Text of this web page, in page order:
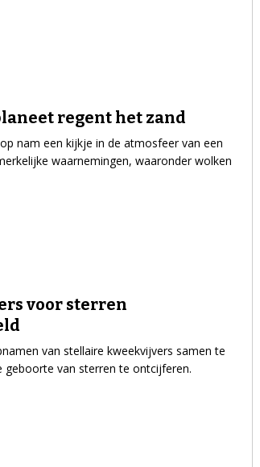
regent het zand
nam een kijkje in de atmosfeer van een
waarnemingen, waaronder wolken
voor sterren
van stellaire kweekvijvers samen te
van sterren te ontcijferen.